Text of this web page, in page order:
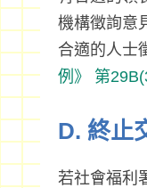
機構徵詢意
合適的人士
例》
第
D. 終止
若社會福利